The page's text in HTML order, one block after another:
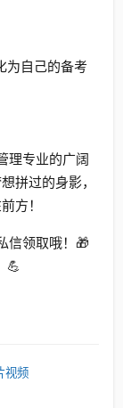
为自己的备考
理专业的广阔
拼过的身影，
方！
信领取哦！🎁
💪
视频